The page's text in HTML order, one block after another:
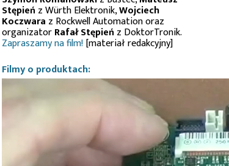
Stępień z Würth Elektronik,Wojciech
Koczwara z Rockwell Automation oraz
organizatorRafał Stępień z DoktorTronik.
Zapraszamy na film![materiał redakcyjny]
Filmy o produktach: